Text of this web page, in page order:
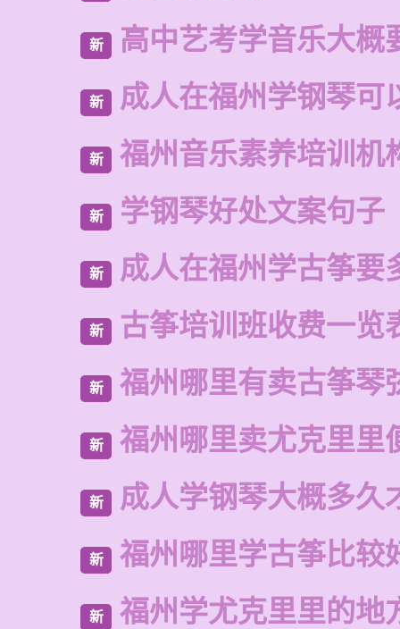
新 高中艺考学音乐大概
新 成人在福州学钢琴可
新 福州音乐素养培训机
新 学钢琴好处文案句子
新 成人在福州学古筝要
新 古筝培训班收费一览
新 福州哪里有卖古筝琴
新 福州哪里卖尤克里里
新 成人学钢琴大概多久
新 福州哪里学古筝比较
新 福州学尤克里里的地